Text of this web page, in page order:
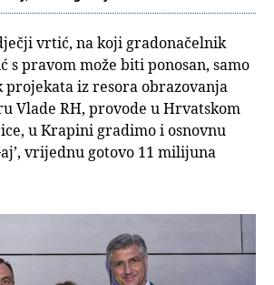
vrtić, na koji gradonačelnik
s pravom može biti ponosan, samo
projekata iz resora obrazovanja
Vlade RH, provode u Hrvatskom
u Krapini gradimo i osnovnu
vrijednu gotovo 11 milijuna